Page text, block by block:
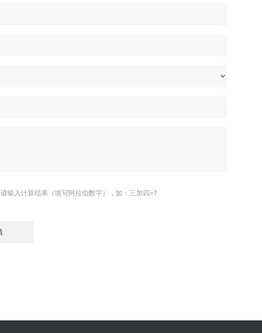
请输入计算结果（填写阿拉伯数字），如：三加四=7